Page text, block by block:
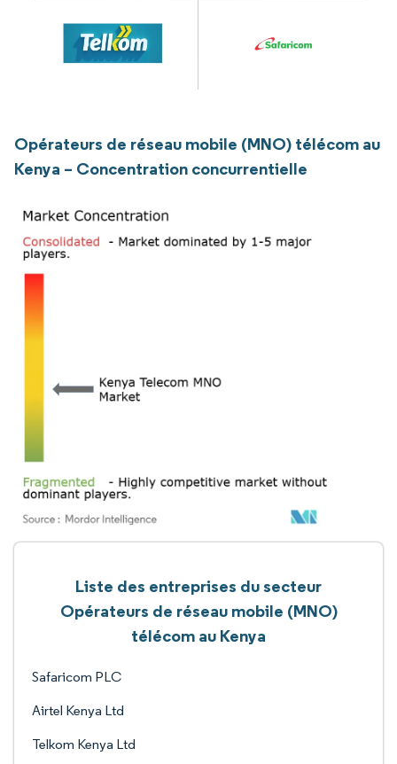
Opérateurs de réseau mobile (MNO) télécom au
Kenya – Concentration concurrentielle
Liste des entreprises du secteur
Opérateurs de réseau mobile (MNO)
télécom au Kenya
Safaricom PLC
Airtel Kenya Ltd
Telkom Kenya Ltd